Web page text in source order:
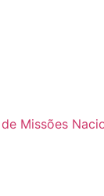
Missões